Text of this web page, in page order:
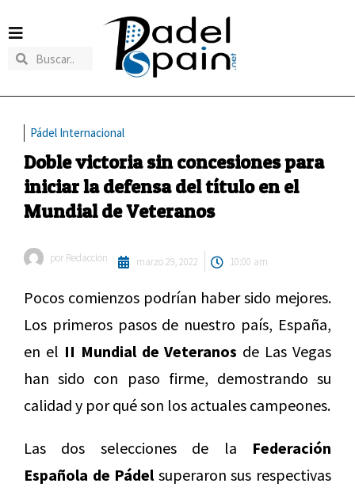
Pádel Internacional
Doble victoria sin concesiones para
iniciar la defensa del título en el
Mundial de Veteranos
por Redaccion marzo 29, 2022 10:00 am
Pocos comienzos podrían haber sido mejores.
Los primeros pasos de nuestro país, España,
en el II Mundial de Veteranos de Las Vegas
han sido con paso firme, demostrando su
calidad y por qué son los actuales campeones.
Las dos selecciones de la Federación
Española de Pádelsuperaron sus respectivas